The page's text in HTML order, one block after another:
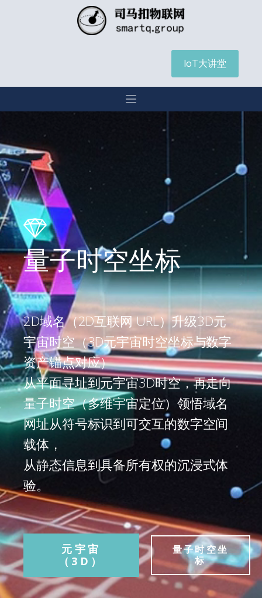
IoT大讲堂
量子时空坐标
2D域名（2D互联网 URL）升级3D元
宇宙时空（3D元宇宙时空坐标与数字
资产锚点对应）
从平面寻址到元宇宙3D时空，再走向
量子时空（多维宇宙定位）领悟域名
网址从符号标识到可交互的数字空间
载体，
从静态信息到具备所有权的沉浸式体
验。
元宇宙
（3D）
量子时空坐
标